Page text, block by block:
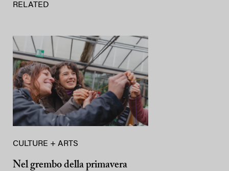
RELATED
CULTURE + ARTS
Nel grembo della primavera